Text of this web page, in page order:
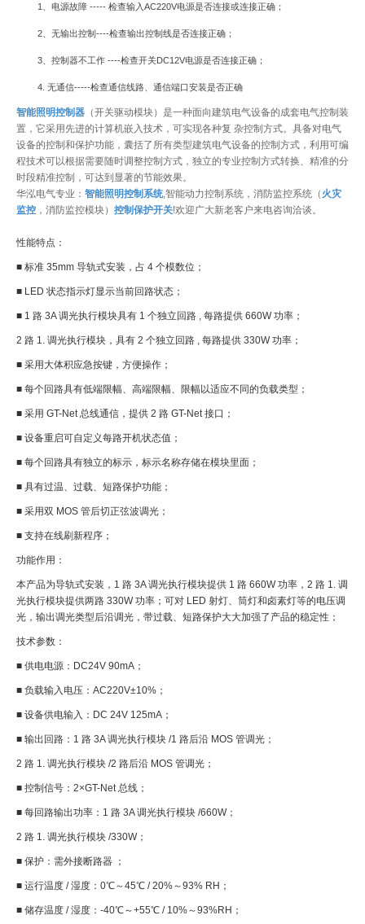
1 、电源故障 ----- 检查输入AC220V电源是否连接或连接正确；
2 、无输出控制----检查输出控制线是否连接正确；
3 、控制器不工作 ----检查开关DC12V电源是否连接正确；
4. 无通信-----检查通信线路、通信端口安装是否正确
智能照明控制器 （开关驱动模块）是一种面向建筑电气设备的成套电气控制装
置，它采用先进的计算机嵌入技术，可实现各种复 杂控制方式。具备对电气
设备的控制和保护功能，囊括了所有类型建筑电气设备的控制方式，利用可编
程技术可以根据需要随时调整控制方式，独立的专业控制方式转换、精准的分
时段精准控制，可达到显著的节能效果。
华泓电气专业： 智能照明控制系统,智能动力控制系统，消防监控系统（ 火灾
监控 ，消防监控模块） 控制保护开关!欢迎广大新老客户来电咨询洽谈。
性能特点：
■ 标准 35mm 导轨式安装，占 4 个模数位；
■ LED 状态指示灯显示当前回路状态；
■ 1 路 3A 调光执行模块具有 1 个独立回路 , 每路提供 660W 功率；
2 路 1. 调光执行模块，具有 2 个独立回路 , 每路提供 330W 功率；
■ 采用大体积应急按键，方便操作；
■ 每个回路具有低端限幅、高端限幅、限幅以适应不同的负载类型；
■ 采用 GT-Net 总线通信，提供 2 路 GT-Net 接口；
■ 设备重启可自定义每路开机状态值；
■ 每个回路具有独立的标示，标示名称存储在模块里面；
■ 具有过温、过载、短路保护功能；
■ 采用双 MOS 管后切正弦波调光；
■ 支持在线刷新程序；
功能作用：
本产品为导轨式安装，1 路 3A 调光执行模块提供 1 路 660W 功率，2 路 1. 调
光执行模块提供两路 330W 功率；可对 LED 射灯、筒灯和卤素灯等的电压调
光，输出调光类型后沿调光，带过载、短路保护大大加强了产品的稳定性；
技术参数：
■ 供电电源：DC24V 90mA；
■ 负载输入电压：AC220V±10%；
■ 设备供电输入：DC 24V 125mA；
■ 输出回路：1 路 3A 调光执行模块 /1 路后沿 MOS 管调光；
2 路 1. 调光执行模块 /2 路后沿 MOS 管调光；
■ 控制信号：2×GT-Net 总线；
■ 每回路输出功率：1 路 3A 调光执行模块 /660W；
2 路 1. 调光执行模块 /330W；
■ 保护：需外接断路器 ；
■ 运行温度 / 湿度：0℃～45℃ / 20%～93% RH；
■ 储存温度 / 湿度：-40℃～+55℃ / 10%～93%RH；